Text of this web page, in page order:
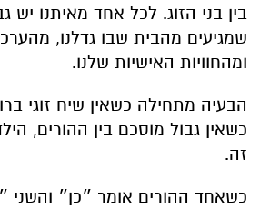
בין בני הזוג. לכל אחד מאיתנו יש
שמגיעים מהבית שבו גדלנו,
ומהחוויות האישיות שלנו.
הבעיה מתחילה כשאין שיח זוגי
כשאין גבול מוסכם בין ההורים,
זה.
כשאחד ההורים אומר ״כן״